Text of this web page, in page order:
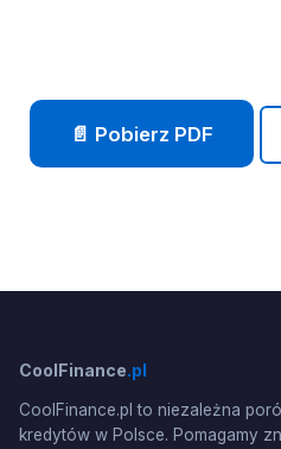
📄 Pobierz PDF
CoolFinance.pl
CoolFinance.pl to niezależna
kredytów w Polsce. Pomagamy